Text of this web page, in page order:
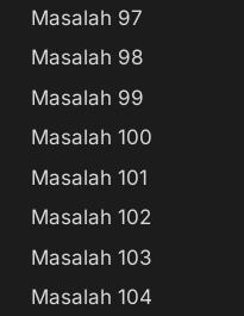
Masalah 97
Masalah 98
Masalah 99
Masalah 100
Masalah 101
Masalah 102
Masalah 103
Masalah 104